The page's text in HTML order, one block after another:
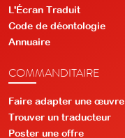
L'Écran Traduit
Code de déontologie
Annuaire
COMMANDITAIRE
Faire adapter une œuvre
Trouver un traducteur
Poster une offre